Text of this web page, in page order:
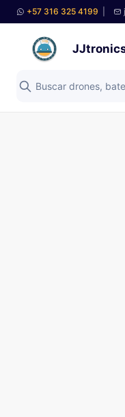
+57 316 325 4199